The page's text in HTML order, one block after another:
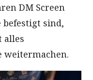
DM Screen
befestigt sind,
alles
weitermachen.